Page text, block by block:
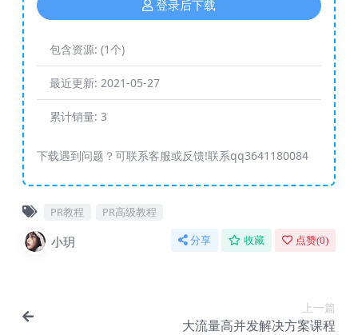
登录后下载
包含资源: (1个)
最近更新: 2021-05-27
累计销量: 3
下载遇到问题？可联系客服或反馈!联系qq3641180084
PR教程 PR高级教程
小玥 分享 收藏 点赞(0)
上一篇
大流量高并发解决方案课程